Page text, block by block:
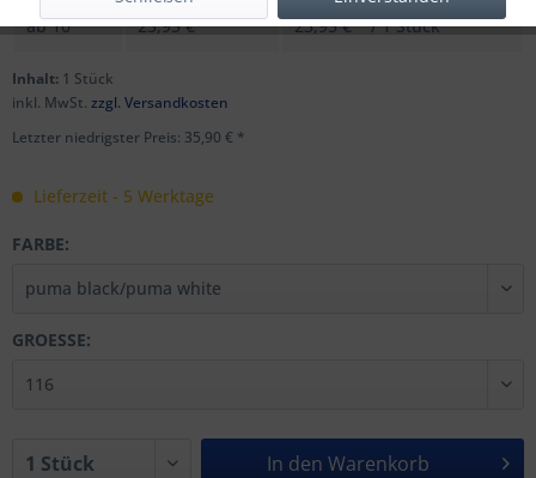
ab10 23,95 € * 23,95 € * / 1 Stück
Inhalt: 1 Stück
inkl. MwSt. zzgl. Versandkosten
Letzter niedrigster Preis: 35,90 € *
Lieferzeit - 5 Werktage
FARBE:
GROESSE:
In den Warenkorb